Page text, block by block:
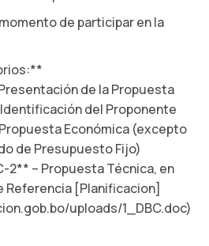
de participar en la
de la Propuesta
del Proponente
Económica (excepto
de Presupuesto Fijo)
2** – Propuesta Técnica, en
Referencia [Planificacion]
uploads/1_DBC.doc)